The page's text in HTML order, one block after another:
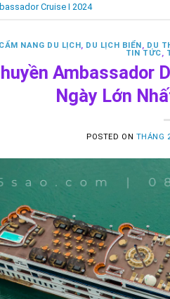
Cruise I 2024
CẨM NANG DU LỊCH , DU LỊCH BIỂN , DU
TIN TỨC,
Ambassador
Ngày Lớn
POSTED ON THÁNG